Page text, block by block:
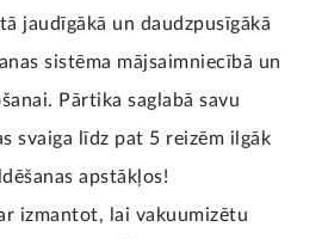
jaudīgākā un daudzpusīgākā
sistēma mājsaimniecībā un
Pārtika saglabā savu
svaiga līdz pat 5 reizēm ilgāk
apstākļos!
izmantot, lai vakuumizētu